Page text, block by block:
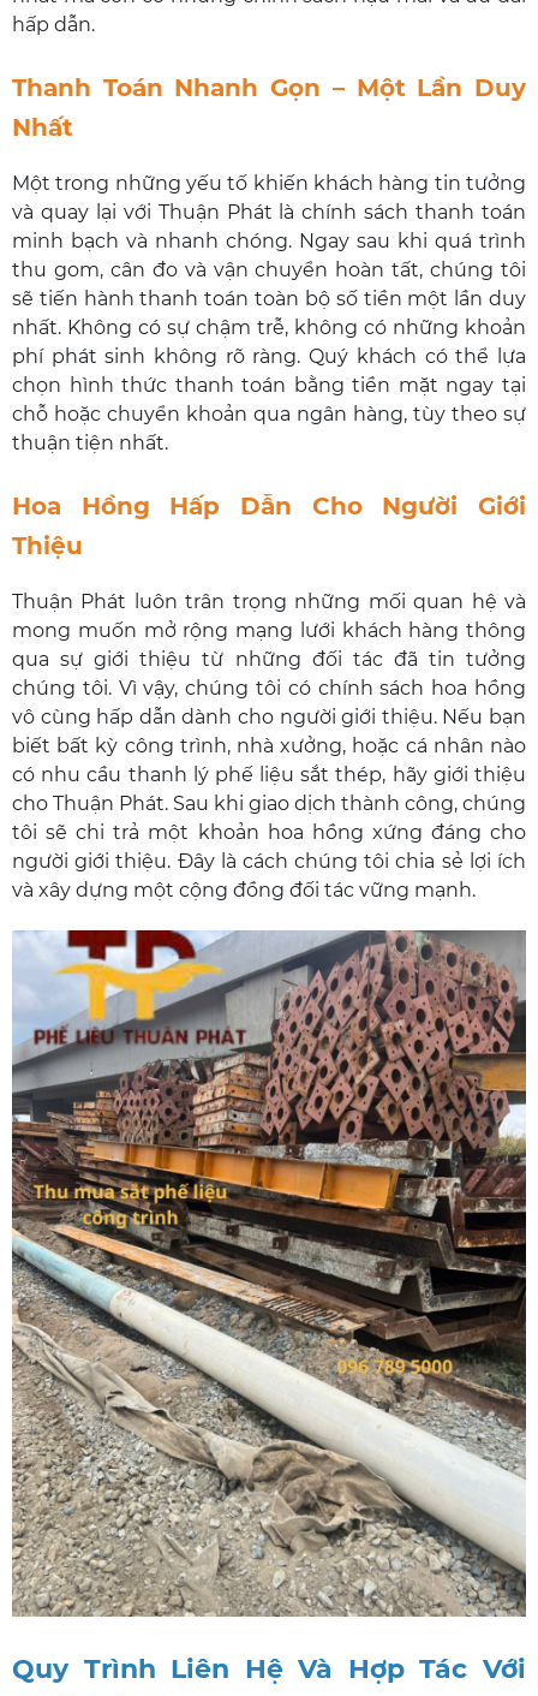
hấp dẫn.
Thanh Toán Nhanh Gọn – Một Lần Duy
Nhất
Một trong những yếu tố khiến khách hàng tin tưởng
và quay lại với Thuận Phát là chính sách thanh toán
minh bạch và nhanh chóng. Ngay sau khi quá trình
thu gom, cân đo và vận chuyển hoàn tất, chúng tôi
sẽ tiến hành thanh toán toàn bộ số tiền một lần duy
nhất. Không có sự chậm trễ, không có những khoản
phí phát sinh không rõ ràng. Quý khách có thể lựa
chọn hình thức thanh toán bằng tiền mặt ngay tại
chỗ hoặc chuyển khoản qua ngân hàng, tùy theo sự
thuận tiện nhất.
Hoa Hồng Hấp Dẫn Cho Người Giới
Thiệu
Thuận Phát luôn trân trọng những mối quan hệ và
mong muốn mở rộng mạng lưới khách hàng thông
qua sự giới thiệu từ những đối tác đã tin tưởng
chúng tôi. Vì vậy, chúng tôi có chính sách hoa hồng
vô cùng hấp dẫn dành cho người giới thiệu. Nếu bạn
biết bất kỳ công trình, nhà xưởng, hoặc cá nhân nào
có nhu cầu thanh lý phế liệu sắt thép, hãy giới thiệu
cho Thuận Phát. Sau khi giao dịch thành công, chúng
tôi sẽ chi trả một khoản hoa hồng xứng đáng cho
người giới thiệu. Đây là cách chúng tôi chia sẻ lợi ích
và xây dựng một cộng đồng đối tác vững mạnh.
Quy Trình Liên Hệ Và Hợp Tác Với